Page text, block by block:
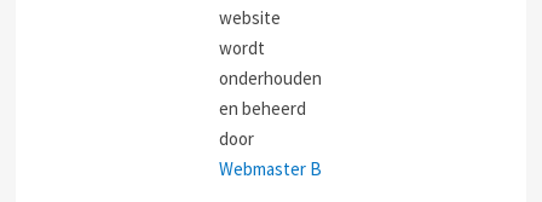
website
wordt
onderhouden
en beheerd
door
Webmaster B